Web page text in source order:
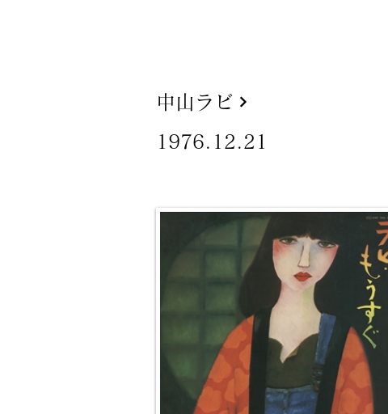
中山ラビ
1976.12.21